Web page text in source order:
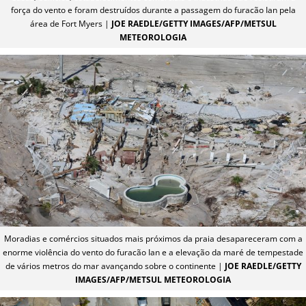
força do vento e foram destruídos durante a passagem do furacão Ian pela
área de Fort Myers | JOE RAEDLE/GETTY IMAGES/AFP/METSUL
METEOROLOGIA
Moradias e comércios situados mais próximos da praia desapareceram com a
enorme violência do vento do furacão Ian e a elevação da maré de tempestade
de vários metros do mar avançando sobre o continente | JOE RAEDLE/GETTY
IMAGES/AFP/METSUL METEOROLOGIA